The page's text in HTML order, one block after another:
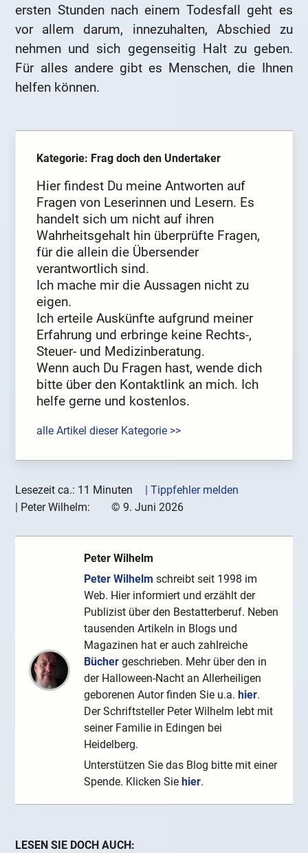
ersten Stunden nach einem Todesfall geht es
vor allem darum, innezuhalten, Abschied zu
nehmen und sich gegenseitig Halt zu geben.
Für alles andere gibt es Menschen, die Ihnen
helfen können.
Kategorie: Frag doch den Undertaker
Hier findest Du meine Antworten auf
Fragen von Leserinnen und Lesern. Es
handelt sich um nicht auf ihren
Wahrheitsgehalt hin überprüfte Fragen,
für die allein die Übersender
verantwortlich sind.
Ich mache mir die Aussagen nicht zu
eigen.
Ich erteile Auskünfte aufgrund meiner
Erfahrung und erbringe keine Rechts-,
Steuer- und Medizinberatung.
Wenn auch Du Fragen hast, wende dich
bitte über den Kontaktlink an mich. Ich
helfe gerne und kostenlos.
alle Artikel dieser Kategorie >>
Lesezeit ca.: 11 Minuten
| Tippfehler melden
Peter Wilhelm: © 9. Juni 2026
Peter Wilhelm
Peter Wilhelm schreibt seit 1998 im
Web. Hier informiert und erzählt der
Publizist über den Bestatterberuf. Neben
tausenden Artikeln in Blogs und
Magazinen hat er auch zahlreiche
Bücher geschrieben. Mehr über den in
der Halloween-Nacht an Allerheiligen
geborenen Autor finden Sie u.a. hier.
Der Schriftsteller Peter Wilhelm lebt mit
seiner Familie in Edingen bei
Heidelberg.
Unterstützen Sie das Blog bitte mit einer
Spende. Klicken Sie hier.
LESEN SIE DOCH AUCH: